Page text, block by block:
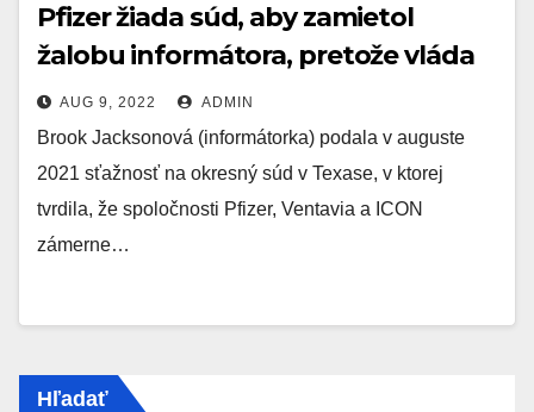
Pfizer žiada súd, aby zamietol
žalobu informátora, pretože vláda
vedela o podvode
AUG 9, 2022 ADMIN
Brook Jacksonová (informátorka) podala v auguste
2021 sťažnosť na okresný súd v Texase, v ktorej
tvrdila, že spoločnosti Pfizer, Ventavia a ICON
zámerne…
Hľadať